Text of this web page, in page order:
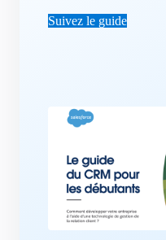
Suivez le guide